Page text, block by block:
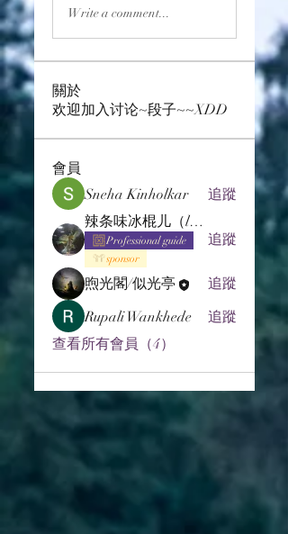
Write a comment...
關於
欢迎加入讨论~段子~~XDD
會員
Sneha Kinholkar
追蹤
辣条味冰棍儿（lof别玩了要氪金的）
Professional guide
sponsor
追蹤
煦光閣/似光亭
追蹤
Rupali Wankhede
追蹤
查看所有會員（4）